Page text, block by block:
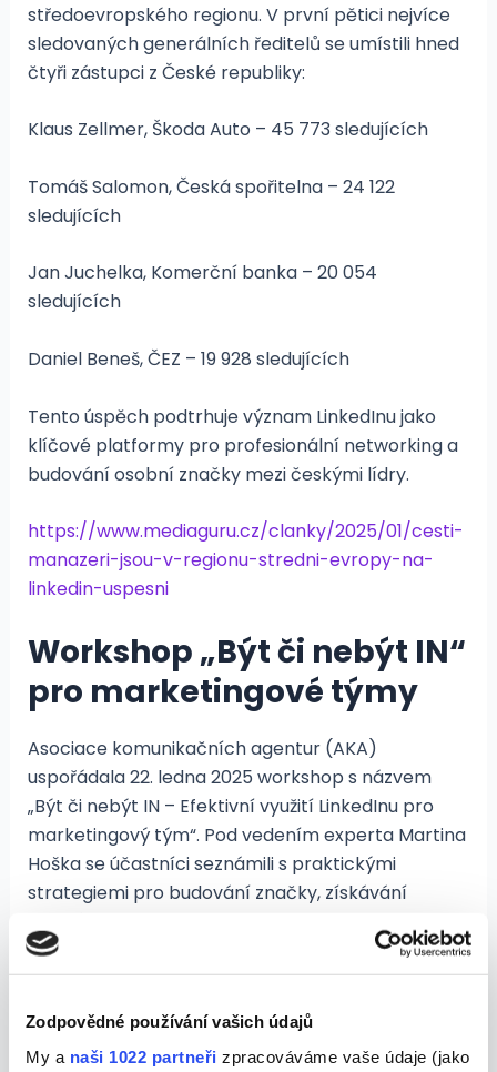
Zodpovědné používání vašich údajů
My a naši 1022 partneři zpracováváme vaše údaje (jako
středoevropského regionu. V první pětici nejvíce
sledovaných generálních ředitelů se umístili hned
čtyři zástupci z České republiky:
Klaus Zellmer, Škoda Auto – 45 773 sledujících
Tomáš Salomon, Česká spořitelna – 24 122
sledujících
Jan Juchelka, Komerční banka – 20 054
sledujících
Daniel Beneš, ČEZ – 19 928 sledujících
Tento úspěch podtrhuje význam LinkedInu jako
klíčové platformy pro profesionální networking a
budování osobní značky mezi českými lídry.
https://www.mediaguru.cz/clanky/2025/01/cesti-
manazeri-jsou-v-regionu-stredni-evropy-na-
linkedin-uspesni
Workshop „Být či nebýt IN“
pro marketingové týmy
Asociace komunikačních agentur (AKA)
uspořádala 22. ledna 2025 workshop s názvem
„Být či nebýt IN – Efektivní využití LinkedInu pro
marketingový tým“. Pod vedením experta Martina
Hoška se účastníci seznámili s praktickými
strategiemi pro budování značky, získávání
platformě. Workshop nabídl komplexní pohled na
efektivní využití LinkedInu pro marketingové týmy,
které chtějí maximalizovat svůj dosah a výsledky.
https://www.aka.cz/clanek/byt-ci-nebyt-in-